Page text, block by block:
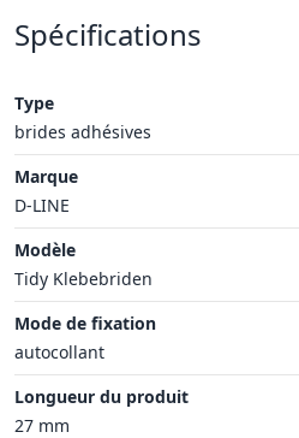
Spécifications
Type
brides adhésives
Marque
D-LINE
Modèle
Tidy Klebebriden
Mode de fixation
autocollant
Longueur du produit
27 mm